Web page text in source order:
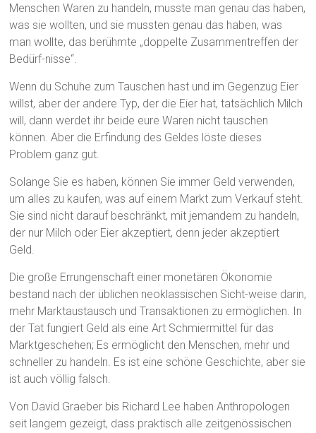
Menschen Waren zu handeln, musste man genau das haben,
was sie wollten, und sie mussten genau das haben, was
man wollte, das berühmte „doppelte Zusammentreffen der
Bedürf-nisse“.
Wenn du Schuhe zum Tauschen hast und im Gegenzug Eier
willst, aber der andere Typ, der die Eier hat, tatsächlich Milch
will, dann werdet ihr beide eure Waren nicht tauschen
können. Aber die Erfindung des Geldes löste dieses
Problem ganz gut.
Solange Sie es haben, können Sie immer Geld verwenden,
um alles zu kaufen, was auf einem Markt zum Verkauf steht.
Sie sind nicht darauf beschränkt, mit jemandem zu handeln,
der nur Milch oder Eier akzeptiert, denn jeder akzeptiert
Geld.
Die große Errungenschaft einer monetären Ökonomie
bestand nach der üblichen neoklassischen Sicht-weise darin,
mehr Marktaustausch und Transaktionen zu ermöglichen. In
der Tat fungiert Geld als eine Art Schmiermittel für das
Marktgeschehen; Es ermöglicht den Menschen, mehr und
schneller zu handeln. Es ist eine schöne Geschichte, aber sie
ist auch völlig falsch.
Von David Graeber bis Richard Lee haben Anthropologen
seit langem gezeigt, dass praktisch alle zeitgenössischen